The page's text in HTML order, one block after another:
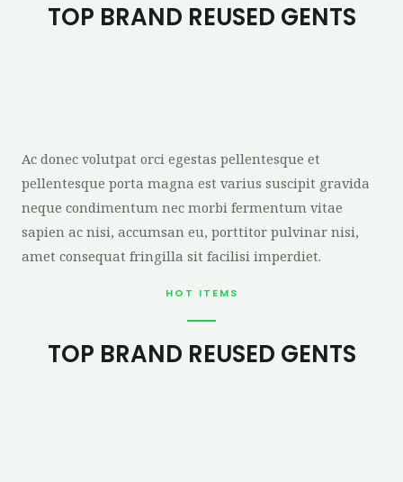
TOP BRAND REUSED GENTS
Ac donec volutpat orci egestas pellentesque et
pellentesque porta magna est varius suscipit gravida
neque condimentum nec morbi fermentum vitae
sapien ac nisi, accumsan eu, porttitor pulvinar nisi,
amet consequat fringilla sit facilisi imperdiet.
HOT ITEMS
TOP BRAND REUSED GENTS